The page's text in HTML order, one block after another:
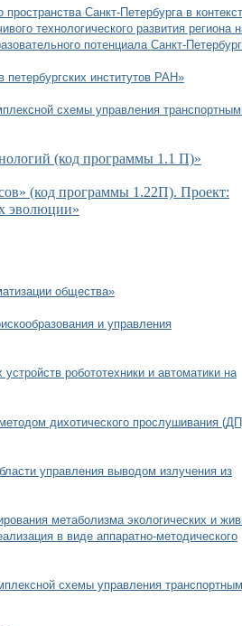
Санкт-Петербурга в
технологического развития региона
потенциала Санкт-
институтов РАН»
схемы управления
(код программы 1.1 П)»
(код программы 1.22П). Проект:
эволюции»
общества»
и управления
робототехники и автоматики на
дихотического прослушивания
управления выводом излучения из
метаболизма экологических и
в виде аппаратно-методического
схемы управления